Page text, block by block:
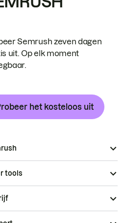
Semrush zeven dagen
uit. Op elk moment
het kosteloos uit
tools